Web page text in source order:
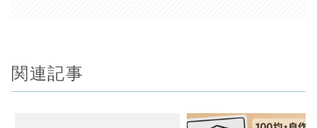
関連記事